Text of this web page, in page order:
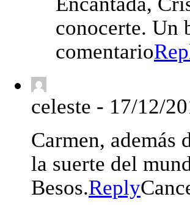
conocerte. Un
comentario
celeste - 17/12/
Carmen, además
la suerte del
Besos.Reply